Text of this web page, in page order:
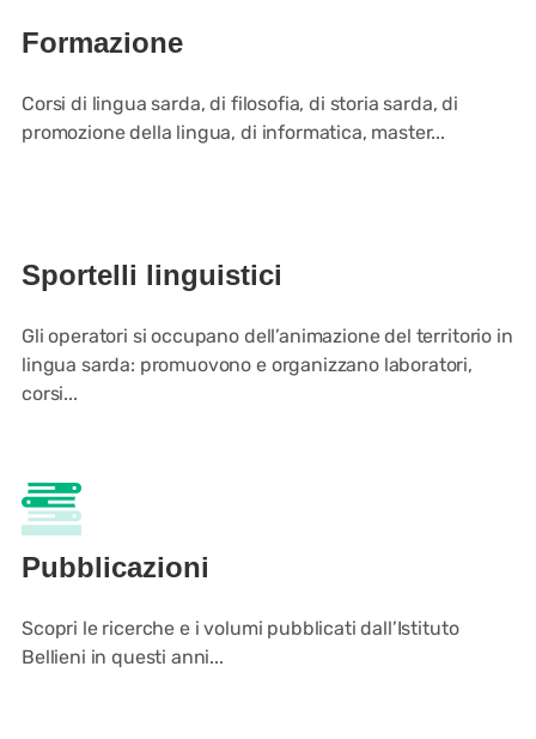
Formazione
Corsi di lingua sarda, di filosofia, di storia sarda, di
promozione della lingua, di informatica, master...
Sportelli linguistici
Gli operatori si occupano dell’animazione del territorio in
lingua sarda: promuovono e organizzano laboratori,
corsi...
Pubblicazioni
Scopri le ricerche e i volumi pubblicati dall’Istituto
Bellieni in questi anni...